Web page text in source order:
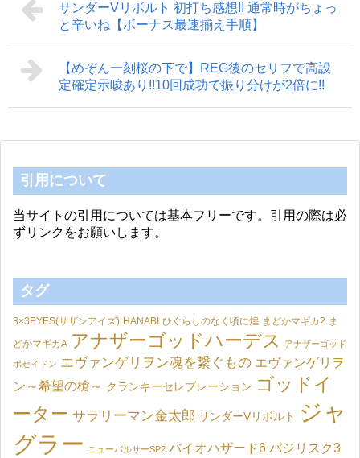
サンダーVリボルト 初打ち感想!! 通常時がちょっ
と辛いね【ボーナス最速揃え手順】
【めぞん一刻桜の下で】REG後のセリフで高設
定確定示唆あり!!10回成功で振り分けが2倍に!!
引用について
当サイトの引用については基本フリーです。引用の際は必
ずリンクをお願いします。
タグ
3×3EYES(サザンアイズ) HANABI ひぐらしのなく頃に煌 まどかマギカ2 ま
どかマギカA アナザーゴッドハーデス アナザーゴッド
ポセイドン エヴァンゲリヲン魂を繋ぐもの エヴァンゲリヲ
ン～希望の槍～ クランキーセレブレーション ゴッドイ
ーター サラリーマン金太郎 サンダーVリボルト
ジャ
グラー
ニューパルサーSP2 バイオハザード6 バジリスク3